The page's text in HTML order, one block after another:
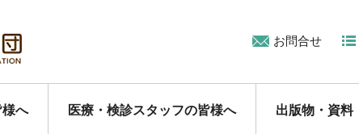
お問合せ
へ 医療・検診スタッフの皆様へ 出版物・資料